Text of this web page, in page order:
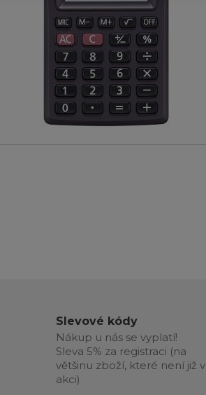
Slevové kódy
Nákup u nás se vyplatí!
Sleva 5% za registraci (na
většinu zboží, které není již v
akci)